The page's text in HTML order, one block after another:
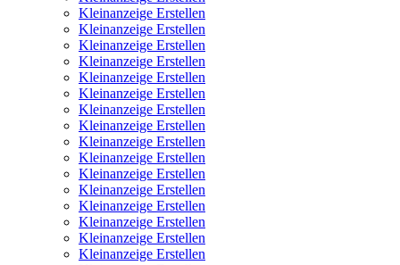
Kleinanzeige Erstellen
Kleinanzeige Erstellen
Kleinanzeige Erstellen
Kleinanzeige Erstellen
Kleinanzeige Erstellen
Kleinanzeige Erstellen
Kleinanzeige Erstellen
Kleinanzeige Erstellen
Kleinanzeige Erstellen
Kleinanzeige Erstellen
Kleinanzeige Erstellen
Kleinanzeige Erstellen
Kleinanzeige Erstellen
Kleinanzeige Erstellen
Kleinanzeige Erstellen
Kleinanzeige Erstellen